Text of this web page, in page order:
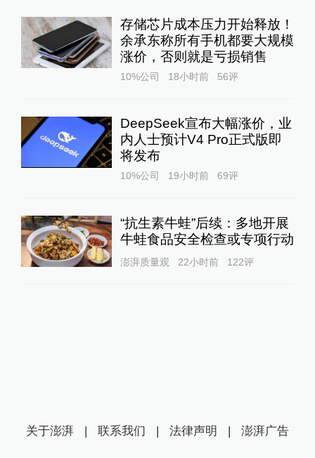
存储芯片成本压力开始释放！
余承东称所有手机都要大规模
涨价，否则就是亏损销售
10%公司 18小时前 56评
DeepSeek宣布大幅涨价，业
内人士预计V4 Pro正式版即
将发布
10%公司 19小时前 69评
“抗生素牛蛙”后续：多地开展
牛蛙食品安全检查或专项行动
澎湃质量观 22小时前 122评
关于澎湃 | 联系我们 | 法律声明 | 澎湃广告